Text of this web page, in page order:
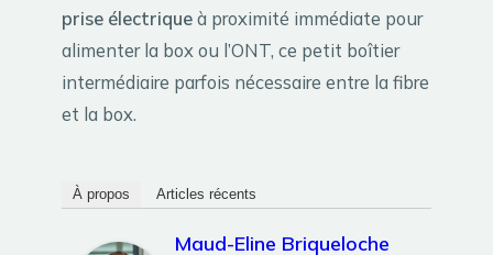
prise électriqueà proximité immédiate pour
alimenter la box ou l’ONT, ce petit boîtier
intermédiaire parfois nécessaire entre la fibre
et la box.
À propos Articles récents
Maud-Eline Briqueloche